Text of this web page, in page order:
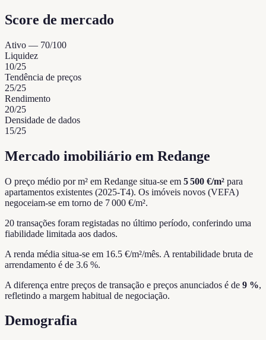
Score de mercado
Ativo — 70/100
Liquidez
10/25
Tendência de preços
25/25
Rendimento
20/25
Densidade de dados
15/25
Mercado imobiliário em Redange
O preço médio por m² em Redange situa-se em 5 500 €/m² para
apartamentos existentes (2025-T4). Os imóveis novos (VEFA)
negoceiam-se em torno de 7 000 €/m².
20 transações foram registadas no último período, conferindo uma
fiabilidade limitada aos dados.
A renda média situa-se em 16.5 €/m²/mês. A rentabilidade bruta de
arrendamento é de 3.6 %.
A diferença entre preços de transação e preços anunciados é de 9 %,
refletindo a margem habitual de negociação.
Demografia